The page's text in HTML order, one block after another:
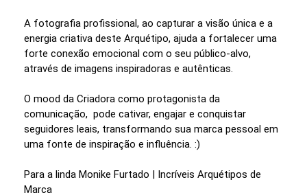
A fotografia profissional, ao capturar a visão única e a
energia criativa deste Arquétipo, ajuda a fortalecer uma
forte conexão emocional com o seu público-alvo,
através de imagens inspiradoras e autênticas.
O mood da Criadora como protagonista da
comunicação, pode cativar, engajar e conquistar
seguidores leais, transformando sua marca pessoal em
uma fonte de inspiração e influência. :)
Para a linda Monike Furtado | Incríveis Arquétipos de
Marca